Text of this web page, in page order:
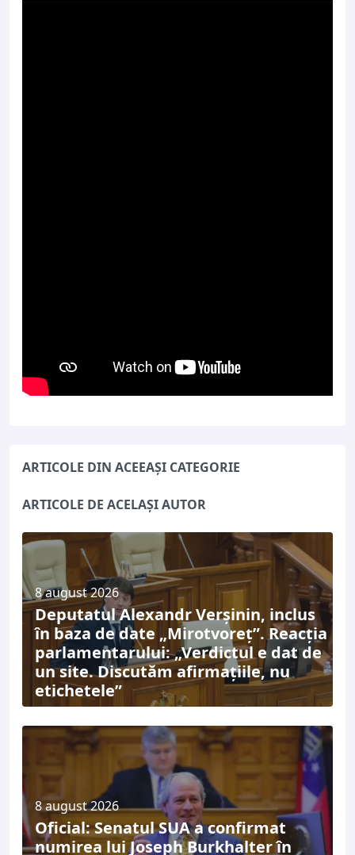
ARTICOLE DIN ACEEAȘI CATEGORIE
ARTICOLE DE ACELAȘI AUTOR
8 august 2026
Deputatul Alexandr Verșinin, inclus
în baza de date „Mirotvoreț”. Reacția
parlamentarului: „Verdictul e dat de
un site. Discutăm afirmațiile, nu
etichetele”
8 august 2026
Oficial: Senatul SUA a confirmat
numirea lui Joseph Burkhalter în